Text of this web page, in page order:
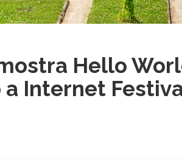
Hello
Internet